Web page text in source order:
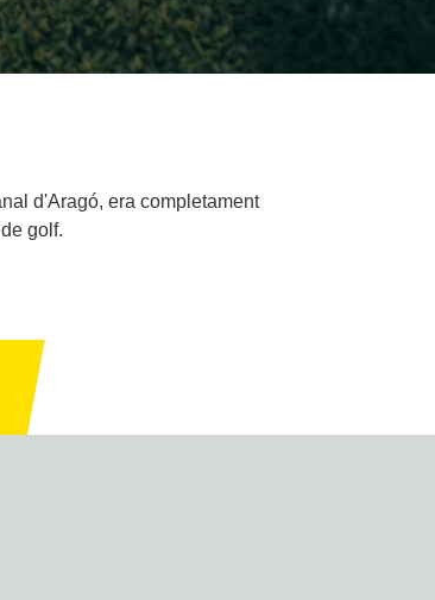
d'Aragó, era completament
golf.